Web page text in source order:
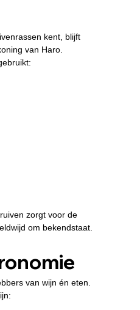
kent, blijft
van Haro.
zorgt voor de
om bekendstaat.
van wijn én eten.